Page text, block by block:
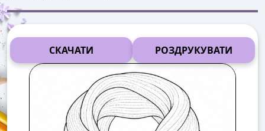
СКАЧАТИ РОЗДРУКУВАТИ